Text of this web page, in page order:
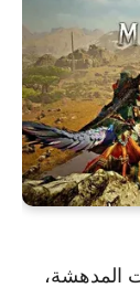
المدهشة،